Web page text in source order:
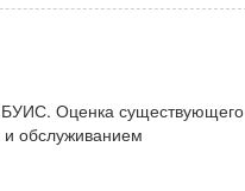
БУИС. Оценка существующего
обслуживанием